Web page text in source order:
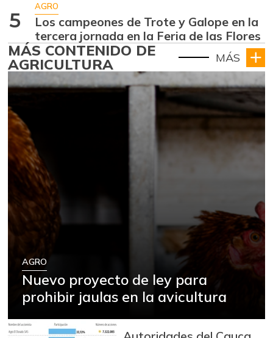
5
AGRO
Los campeones de Trote y Galope en la
tercera jornada en la Feria de las Flores
MÁS CONTENIDO DE
AGRICULTURA MÁS
AGRO
Nuevo proyecto de ley para
prohibir jaulas en la avicultura